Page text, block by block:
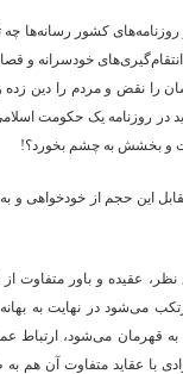
کشور رسانه‌ها چه
انتقام‌گیری‌های خودسرانه
نقض و مردم را دین زده و
در روزنامه یک حکومت
این حجم از خودخواهی و
نظر، عقیده و باور متفاوت
می‌شود در نهایت به
قهرمان می‌شود، ارتباط
با عقاید متفاوت آن هم